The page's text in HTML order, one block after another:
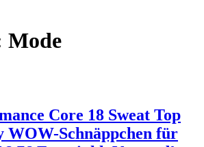
Mode
Core 18 Sweat Top
WOW-Schnäppchen für